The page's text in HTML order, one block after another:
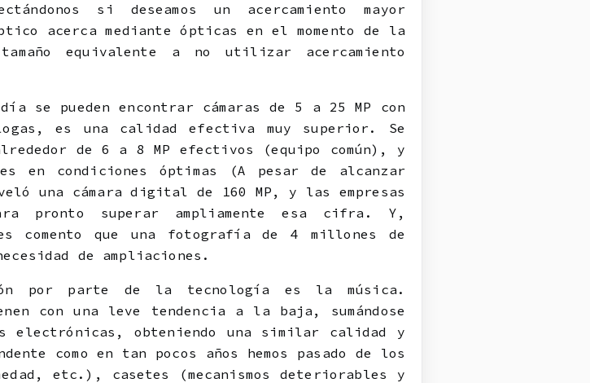
si deseamos un acercamiento mayor
acerca mediante ópticas en el momento de la
equivalente a no utilizar acercamiento
se pueden encontrar cámaras de 5 a 25 MP con
es una calidad efectiva muy superior. Se
de 6 a 8 MP efectivos (equipo común), y
en condiciones óptimas (A pesar de alcanzar
una cámara digital de 160 MP, y las empresas
pronto superar ampliamente esa cifra. Y,
comento que una fotografía de 4 millones de
de ampliaciones.
por parte de la tecnología es la música.
con una leve tendencia a la baja, sumándose
electrónicas, obteniendo una similar calidad y
como en tan pocos años hemos pasado de los
etc.), casetes (mecanismos deteriorables y